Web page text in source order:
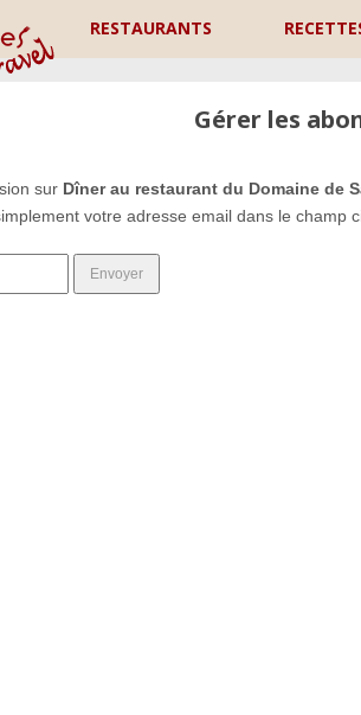
RESTAURANTS
Gérer les
sur Dîner au restaurant du Domaine de
votre adresse email dans le champ